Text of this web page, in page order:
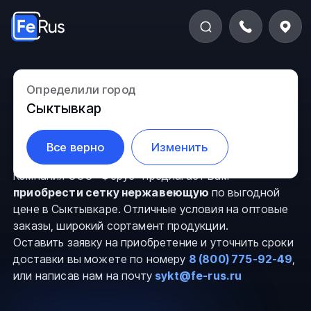
Определили город
Сыктывкар
Все верно Изменить
Сетка нержавеющая в
Сыктывкаре
Компания ООО “Ферус” предлагает Вам
приобрести сетку нержавеющую по выгодной
цене в Сыктывкаре. Отличные условия на оптовые
заказы, широкий сортамент продукции.
Оставить заявку на приобретение и уточнить сроки
доставки вы можете по номеру 8 (800) 775-92-49,
или написав нам на почту sykt@fe-rus.ru